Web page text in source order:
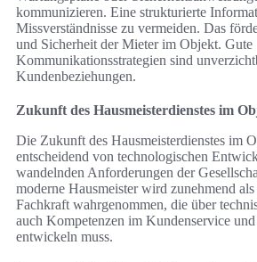
kommunizieren. Eine strukturierte
Missverständnisse zu vermeiden. Das
und Sicherheit der Mieter im Objekt. Gute
Kommunikationsstrategien sind
Kundenbeziehungen.
Zukunft des Hausmeisterdienstes im
Die Zukunft des Hausmeisterdienstes im
entscheidend von technologischen
wandelnden Anforderungen der
moderne Hausmeister wird zunehmend
Fachkraft wahrgenommen, die über
auch Kompetenzen im Kundenservice
entwickeln muss.